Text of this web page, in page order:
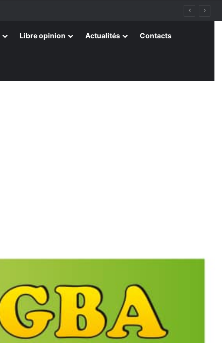
Libre opinion Actualités Contacts